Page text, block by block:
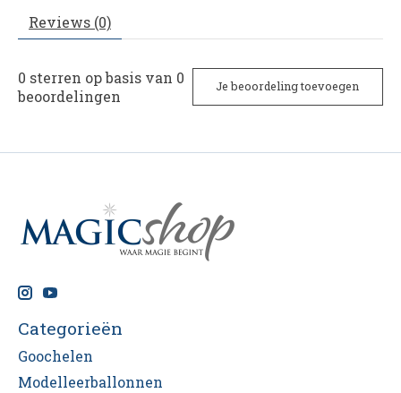
Reviews (0)
0 sterren op basis van 0
beoordelingen
Je beoordeling toevoegen
Categorieën
Goochelen
Modelleerballonnen